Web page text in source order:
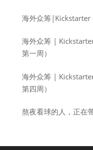
海外众筹|Kickstarter
海外众筹 |
第一周）
海外众筹 |
第四周）
熬夜看球的人，正在